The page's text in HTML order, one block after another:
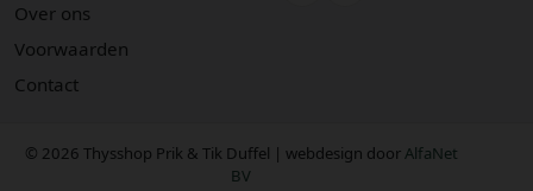
Over ons
Voorwaarden
Contact
© 2026 Thysshop Prik & Tik Duffel | webdesign doorAlfaNet
BV